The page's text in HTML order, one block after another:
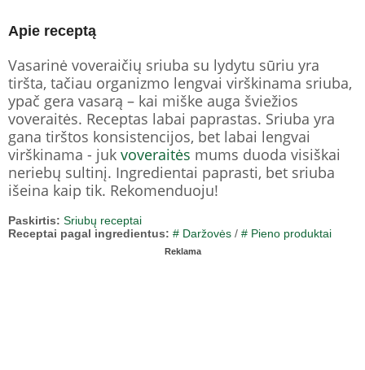
Apie receptą
Vasarinė voveraičių sriuba su lydytu sūriu yra
tiršta, tačiau organizmo lengvai virškinama sriuba,
ypač gera vasarą – kai miške auga šviežios
voveraitės. Receptas labai paprastas. Sriuba yra
gana tirštos konsistencijos, bet labai lengvai
virškinama - juk voveraitės mums duoda visiškai
neriebų sultinį. Ingredientai paprasti, bet sriuba
išeina kaip tik. Rekomenduoju!
Paskirtis: Sriubų receptai
Receptai pagal ingredientus: # Daržovės / # Pieno produktai
Reklama